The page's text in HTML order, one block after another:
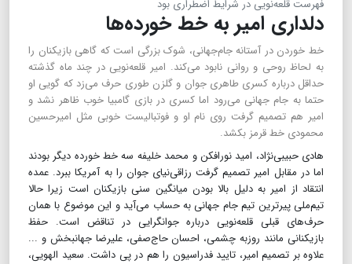
فهرست قلعه‌نویی در شرایط اضطراری بود
دلداری امیر به خط خورده‌ها
خط خوردن در آستانه جام‌جهانی، شوک بزرگی است که گاهی بازیکنان را
به لحاظ روحی و روانی نابود می‌کند. امیر قلعه‌نویی در چند ماه گذشته
حداقل درباره کسری طاهری جوان و گلزن طوری حرف می‌زد که گویی او
حتما به جام جهانی می‌رود اما کسری در بازی گامبیا خوب ظاهر نشد و
امیر هم تصمیم گرفت روی نام او و فوتبالیست خوبی مثل امیرحسین
محمودی خط قرمز بکشد.
هادی حبیبی‌نژاد، امید نورافکن و محمد خلیفه سه خط خورده دیگر بودند
اما در مقابل امیر تصمیم گرفت رزاقی‌نیای جوان را به آمریکا ببرد. عمده
انتقاد از امیر به دلیل بالا بودن میانگین سنی بازیکنان است زیرا حالا
تیم‌ملی پیرترین تیم جام جهانی به حساب می‌آید و این موضوع با همان
حرف‌های قبلی قلعه‌نویی درباره جوانگرایی در تناقض است‌. حفظ
بازیکنانی مانند روزبه چشمی، احسان حاج‌صفی، علیرضا جهانبخش و ...
علاوه بر تصمیم امیر، تایید فدراسیون را هم در پی داشت. سعید الهویی،